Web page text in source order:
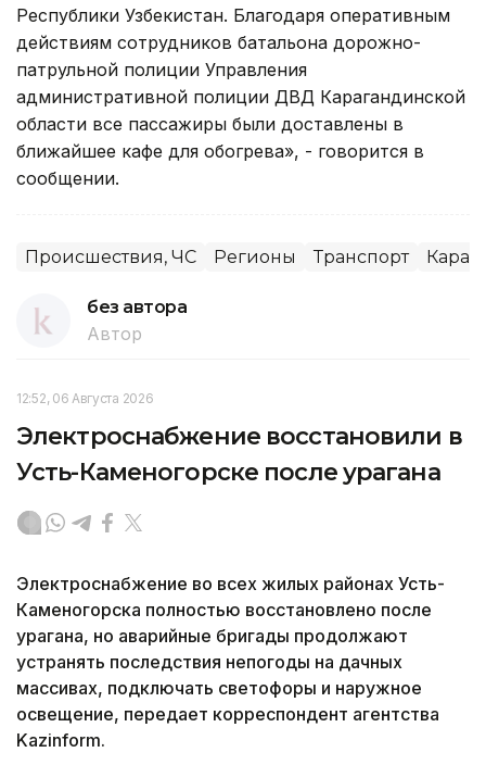
Республики Узбекистан. Благодаря оперативным
действиям сотрудников батальона дорожно-
патрульной полиции Управления
административной полиции ДВД Карагандинской
области все пассажиры были доставлены в
ближайшее кафе для обогрева», - говорится в
сообщении.
Происшествия, ЧС Регионы Транспорт
без автора
Автор
12:52, 06 Августа 2026
Электроснабжение восстановили в
Усть-Каменогорске после урагана
Электроснабжение во всех жилых районах Усть-
Каменогорска полностью восстановлено после
урагана, но аварийные бригады продолжают
устранять последствия непогоды на дачных
массивах, подключать светофоры и наружное
освещение, передает корреспондент агентства
Kazinform.